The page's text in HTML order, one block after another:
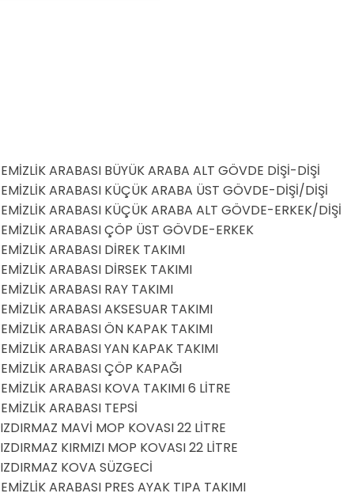
ARABASI BÜYÜK ARABA ALT GÖVDE DİŞİ-DİŞİ
ARABASI KÜÇÜK ARABA ÜST GÖVDE-DİŞİ/DİŞİ
ARABASI KÜÇÜK ARABA ALT GÖVDE-ERKEK/DİŞİ
ARABASI ÇÖP ÜST GÖVDE-ERKEK
ARABASI DİREK TAKIMI
ARABASI DİRSEK TAKIMI
ARABASI RAY TAKIMI
ARABASI AKSESUAR TAKIMI
ARABASI ÖN KAPAK TAKIMI
ARABASI YAN KAPAK TAKIMI
ARABASI ÇÖP KAPAĞI
ARABASI KOVA TAKIMI 6 LİTRE
ARABASI TEPSİ
MAVİ MOP KOVASI 22 LİTRE
KIRMIZI MOP KOVASI 22 LİTRE
KOVA SÜZGECİ
ARABASI PRES AYAK TIPA TAKIMI